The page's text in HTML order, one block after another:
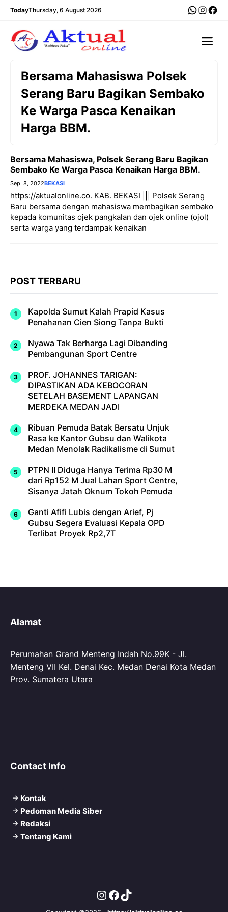
Langsung
TodayThursday, 6 August 2026
Bersama Mahasiswa Polsek
Serang Baru Bagikan Sembako
Ke Warga Pasca Kenaikan
Harga BBM.
Bersama Mahasiswa, Polsek Serang Baru Bagikan
Sembako Ke Warga Pasca Kenaikan Harga BBM.
Sep. 8, 2022BEKASI
https://aktualonline.co. KAB. BEKASI ||| Polsek Serang
Baru bersama dengan mahasiswa membagikan sembako
kepada komunitas ojek pangkalan dan ojek online (ojol)
serta warga yang terdampak kenaikan
POST TERBARU
Kapolda Sumut Kalah Prapid Kasus
Penahanan Cien Siong Tanpa Bukti
Nyawa Tak Berharga Lagi Dibanding
Pembangunan Sport Centre
PROF. JOHANNES TARIGAN:
DIPASTIKAN ADA KEBOCORAN
SETELAH BASEMENT LAPANGAN
MERDEKA MEDAN JADI
Ribuan Pemuda Batak Bersatu Unjuk
Rasa ke Kantor Gubsu dan Walikota
Medan Menolak Radikalisme di Sumut
PTPN II Diduga Hanya Terima Rp30 M
dari Rp152 M Jual Lahan Sport Centre,
Sisanya Jatah Oknum Tokoh Pemuda
Ganti Afifi Lubis dengan Arief, Pj
Gubsu Segera Evaluasi Kepala OPD
Terlibat Proyek Rp2,7T
Alamat
Perumahan Grand Menteng Indah No.99K - Jl.
Menteng VII Kel. Denai Kec. Medan Denai Kota Medan
Prov. Sumatera Utara
Contact Info
Kontak
Pedoman Media Siber
Redaksi
Tentang Kami
Instagram
Facebook
TikTok